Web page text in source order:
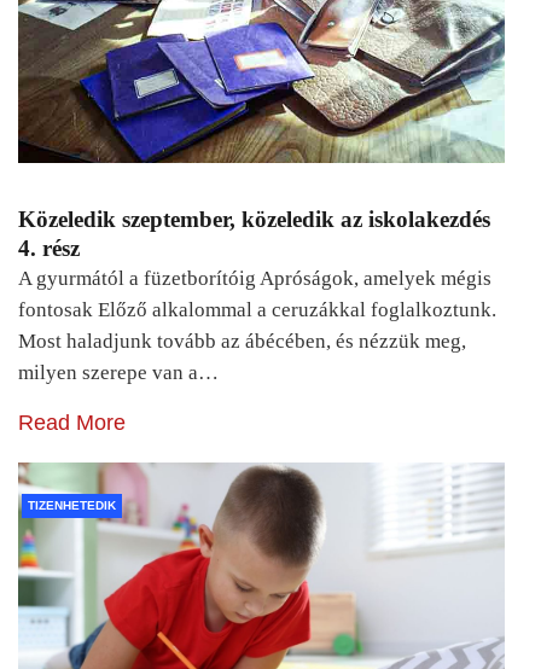
Közeledik szeptember, közeledik az iskolakezdés
4. rész
A gyurmától a füzetborítóig Apróságok, amelyek mégis
fontosak Előző alkalommal a ceruzákkal foglalkoztunk.
Most haladjunk tovább az ábécében, és nézzük meg,
milyen szerepe van a…
Read More
TIZENHETEDIK